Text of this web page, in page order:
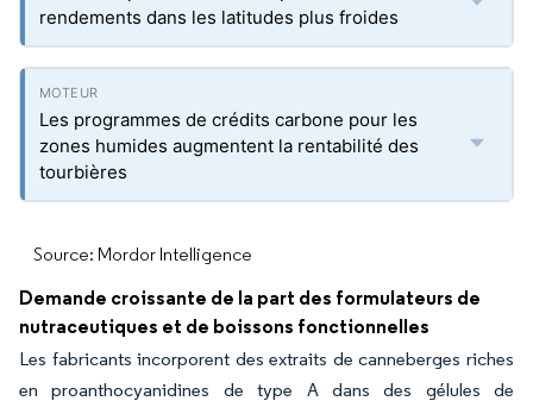
rendements dans les latitudes plus froides
Les programmes de crédits carbone pour les
zones humides augmentent la rentabilité des
tourbières
Source: Mordor Intelligence
Demande croissante de la part des formulateurs de
nutraceutiques et de boissons fonctionnelles
Les fabricants incorporent des extraits de canneberges riches
en proanthocyanidines de type A dans des gélules de